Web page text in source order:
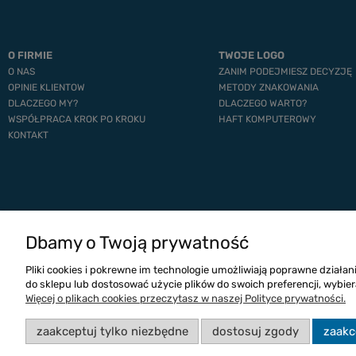
O FIRMIE
O NAS
OPINIE KLIENTOW
DLACZEGO MY?
WSPÓŁPRACA KROK PO KROKU
KONTAKT
TWOJE LOGO
ZANIM PODEJMIESZ DECYZJĘ
METODY ZNAKOWANIA
DLACZEGO WARTO?
HAFT KOMPUTEROWY
Dbamy o Twoją prywatność
Pliki cookies i pokrewne im technologie umożliwiają poprawne
do sklepu lub dostosować użycie plików do swoich preferencji,
Więcej o plikach cookies przeczytasz w naszej Polityce prywatności.
zaakceptuj tylko niezbędne dostosuj zgody